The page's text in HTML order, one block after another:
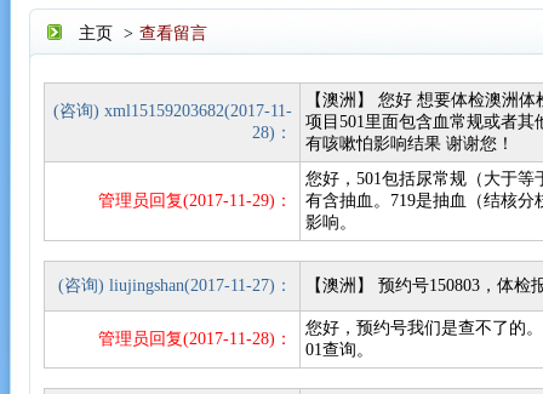
主页 > 查看留言
(咨询) xml15159203682(2017-11-
28)：
【澳洲】 您好 想要体检澳洲
项目501里面包含血常规或者
有咳嗽怕影响结果 谢谢您！
管理员回复(2017-11-29)：
您好，501包括尿常规（大于
有含抽血。719是抽血（结核
影响。
(咨询) liujingshan(2017-11-27)： 【澳洲】 预约号150803，体
管理员回复(2017-11-28)：
您好，预约号我们是查不了的
01查询。